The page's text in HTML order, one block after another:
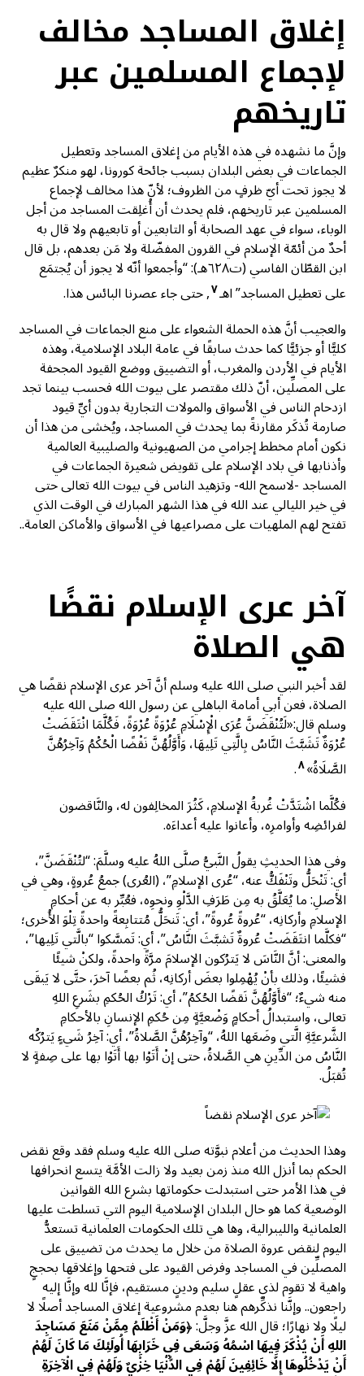
إغلاق المساجد مخالف
لإجماع المسلمين عبر
تاريخهم
وإنَّ ما نشهده في هذه الأيام من إغلاق المساجد وتعطيل
الجماعات في بعض البلدان بسبب جائحة كورونا، لهو منكرٌ عظيم
لا يجوز تحت أيّ ظرفٍ من الظروف؛ لأنّ هذا مخالف لإجماع
المسلمين عبر تاريخهم، فلم يحدث أن أُغلِقت المساجد من أجل
الوباء، سواء في عهد الصحابة أو التابعين أو تابعيهم ولا قال به
أحدٌ من أئمّة الإسلام في القرون المفضّلة ولا مَن بعدهم، بل قال
ابن القطّان الفاسي (ت٦٢٨هـ): “وأجمعوا أنّه لا يجوز أن يُجتمَع
على تعطيل المساجد” اهـ٧, حتى جاء عصرنا البائس هذا.
والعجيب أنَّ هذه الحملة الشعواء على منع الجماعات في المساجد
كليًّا أو جزئيًّا كما حدث سابقًا في عامة البلاد الإسلامية، وهذه
الأيام في الأردن والمغرب، أو التضييق ووضع القيود المجحفة
على المصلِّين، أنّ ذلك مقتصر على بيوت الله فحسب بينما تجد
ازدحام الناس في الأسواق والمولات التجارية بدون أيِّ قيود
صارمة تُذكَر مقارنةً بما يحدث في المساجد، ويُخشى من هذا أن
نكون أمام مخطط إجرامي من الصهيونية والصليبية العالمية
وأذنابها في بلاد الإسلام على تقويض شعيرة الجماعات في
المساجد -لاسمح الله- وتزهيد الناس في بيوت الله تعالى حتى
في خير الليالي عند الله في هذا الشهر المبارك في الوقت الذي
تفتح لهم الملهيات على مصراعيها في الأسواق والأماكن العامة..
آخر عرى الإسلام نقضًا
هي الصلاة
لقد أخبر النبي صلى الله عليه وسلم أنَّ آخر عرى الإسلام نقضًا هي
الصلاة، فعن أبي أمامة الباهلي عن رسول الله صلى الله عليه
وسلم قال:«لَتُنْقَضَنَّ عُرَى الْإِسْلَامِ عُرْوَةً عُرْوَةً، فَكُلَّمَا انْتَقَضَتْ
عُرْوَةٌ تَشَبَّثَ النَّاسُ بِالَّتِي تَلِيهَا، وَأَوَّلُهُنَّ نَقْضًا الْحُكْمُ وَآخِرُهُنَّ
الصَّلَاةُ»٨.
فكُلَّما اشْتَدَّتْ غُربةُ الإسلامِ، كَثُرَ المخالِفون له، والنَّاقضون
لفرائضِه وأوامرِه، وأعانوا عليه أعداءَه.
وفي هذا الحديثِ يقولُ النَّبيُّ صلَّى اللهُ عليه وسلَّمَ: “لتُنْقَضَنَّ”،
أي: تَنْحَلُّ وتَنْفَكُّ عنه، “عُرى الإسلامِ”، (العُرى) جمعُ عُروةٍ، وهي في
الأصلِ: ما يُعَلَّقُ به مِن طَرَفِ الدَّلْوِ ونحوِه، فعُبِّر به عن أحكامِ
الإسلامِ وأركانِه، “عُروةً عُروةً”، أي: تَنحَلُّ مُتتابِعةً واحدةً تِلْوَ الأُخرى؛
“فكلَّما انتَقَضَتْ عُروةٌ تَشبَّثَ النَّاسُ”، أي: تَمسَّكوا “بالَّتي تَلِيها”،
والمعنى: أنَّ النَّاسَ لا يَترُكون الإسلامَ مرَّةً واحدةً، ولكنْ شيئًا
فشيئًا، وذلك بأنْ يُهْمِلوا بعضَ أركانِه، ثُم بعضًا آخرَ، حتَّى لا يَبقَى
منه شيءٌ؛ “فأَوَّلُهُنَّ نَقضًا الحُكمُ”، أي: تَرْكُ الحُكمِ بشَرعِ اللهِ
تعالى، واستبدالُ أحكامٍ وَضْعيَّةٍ مِن حُكمِ الإنسانِ بالأحكامِ
الشَّرعيَّةِ الَّتي وضَعَها اللهُ، “وآخِرُهُنَّ الصَّلاةُ”، أي: آخِرُ شَيءٍ يَترُكُه
النَّاسُ من الدِّينِ هي الصَّلاةُ، حتى إنْ أَتَوْا بها أَتَوْا بها على صِفةٍ لا
تُقبَلُ.
وهذا الحديث من أعلام نبوَّته صلى الله عليه وسلم فقد وقع نقض
الحكم بما أنزل الله منذ زمن بعيد ولا زالت الأمَّة يتسع انحرافها
في هذا الأمر حتى استبدلت حكوماتها بشرع الله القوانين
الوضعية كما هو حال البلدان الإسلامية اليوم التي تسلطت عليها
العلمانية والليبرالية، وها هي تلك الحكومات العلمانية تستعدُّ
اليوم لنقض عروة الصلاة من خلال ما يحدث من تضييق على
المصلِّين في المساجد وفرض القيود على فتحها وإغلاقها بحججٍ
واهية لا تقوم لذي عقلٍ سليم ودينٍ مستقيم، فإنَّا لله وإنَّا إليه
راجعون.. وإنَّنا نذكِّرهم هنا بعدم مشروعية إغلاق المساجد أصلًا لا
ليلًا ولا نهارًا؛ قال الله عزَّ وجلَّ: ﴿وَمَنْ أَظْلَمُ مِمَّنْ مَنَعَ مَسَاجِدَ
اللهِ أَنْ يُذْكَرَ فِيهَا اسْمُهُ وَسَعَى فِي خَرَابِهَا أُولَئِكَ مَا كَانَ لَهُمْ
أَنْ يَدْخُلُوهَا إِلَّا خَائِفِينَ لَهُمْ فِي الدُّنْيَا خِزْيٌ وَلَهُمْ فِي الْآخِرَةِ